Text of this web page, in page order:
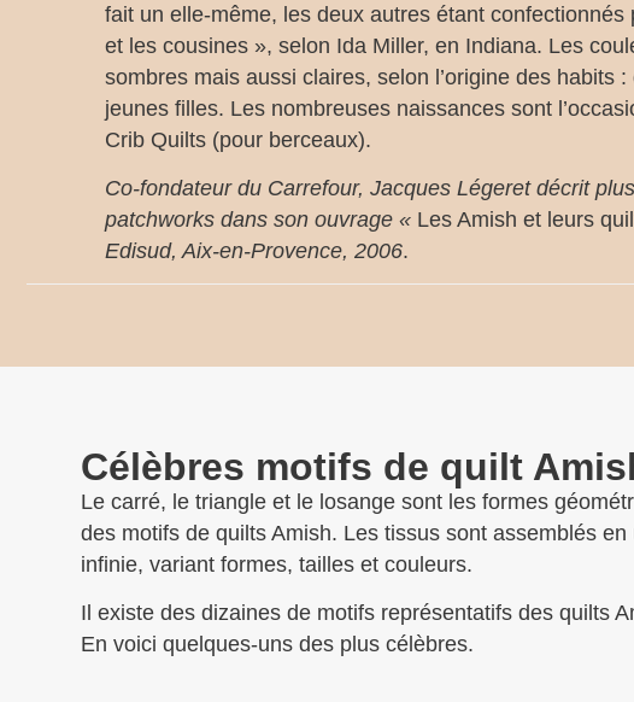
fait un elle-même, les deux autres étant
et les cousines », selon Ida Miller, en Indiana. Les
sombres mais aussi claires, selon l’origine des habits
jeunes filles. Les nombreuses naissances sont
Crib Quilts (pour berceaux).
Co-fondateur du Carrefour, Jacques Légeret décrit
patchworks dans son ouvrage « Les Amish et leurs
Edisud, Aix-en-Provence, 2006.
Célèbres motifs de quilt
Le carré, le triangle et le losange sont les formes
des motifs de quilts Amish. Les tissus sont assemblés
infinie, variant formes, tailles et couleurs.
Il existe des dizaines de motifs représentatifs des quilts
En voici quelques-uns des plus célèbres.